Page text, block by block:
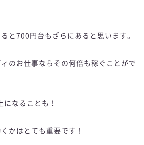
と700円台もざらにあると思います。
のお仕事ならその何倍も稼ぐことがで
なることも！
かはとても重要です！